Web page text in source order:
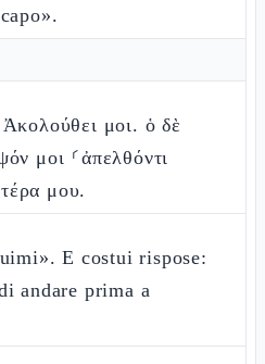
Ἀκολούθει μοι. ὁ δὲ
μοι ⸂ἀπελθόντι
μου.
E costui rispose:
andare prima a